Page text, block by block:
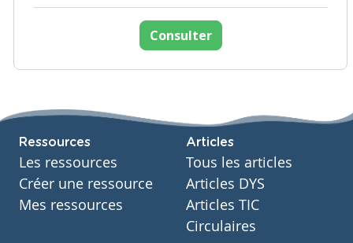
Consulter
Ressources
Les ressources
Créer une ressource
Mes ressources
Articles
Tous les articles
Articles DYS
Articles TIC
Circulaires